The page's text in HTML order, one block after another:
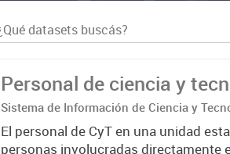
Personal de ciencia y
Sistema de Información de Ciencia y
El personal de CyT en una unidad
personas involucradas directamente